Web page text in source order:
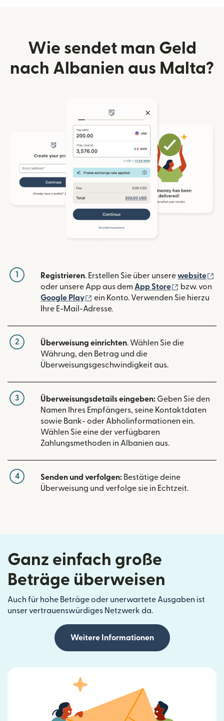
Wie sendet man Geld
nach Albanien aus Malta?
1 Registrieren. Erstellen Sie über unserewebsite
oder unsere App aus demApp Store (wird in
bzw. von
Google Play
(wird in einem neuen Fenster
ein Konto. Verwenden Sie hierzu
Ihre E-Mail-Adresse.
2 Überweisung einrichten. Wählen Sie die
Währung, den Betrag und die
Überweisungsgeschwindigkeit aus.
3 Überweisungsdetails eingeben: Geben Sie den
Namen Ihres Empfängers, seine Kontaktdaten
sowie Bank- oder Abholinformationen ein.
Wählen Sie eine der verfügbaren
Zahlungsmethoden in Albanien aus.
4 Senden und verfolgen: Bestätige deine
Überweisung und verfolge sie in Echtzeit.
Ganz einfach große
Beträge überweisen
Auch für hohe Beträge oder unerwartete Ausgaben ist
unser vertrauenswürdiges Netzwerk da.
Weitere Informationen